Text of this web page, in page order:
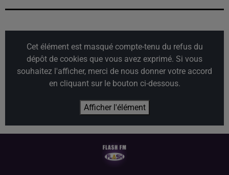
Cet élément est masqué compte-tenu du refus du
dépôt de cookies que vous avez exprimé. Si vous
souhaitez l'afficher, merci de nous donner votre accord
en cliquant sur le bouton ci-dessous.
Afficher l'élément